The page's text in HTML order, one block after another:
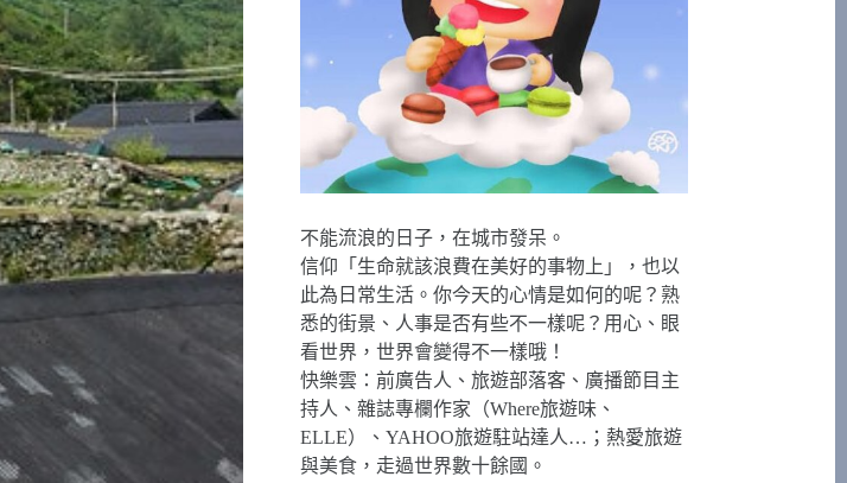
不能流浪的日子，在城市發呆。
信仰「生命就該浪費在美好的事物上」，也以
此為日常生活。你今天的心情是如何的呢？熟
悉的街景、人事是否有些不一樣呢？用心、眼
看世界，世界會變得不一樣哦！
快樂雲：前廣告人、旅遊部落客、廣播節目主
持人、雜誌專欄作家（Where旅遊味、
ELLE）、YAHOO旅遊駐站達人…；熱愛旅遊
與美食，走過世界數十餘國。